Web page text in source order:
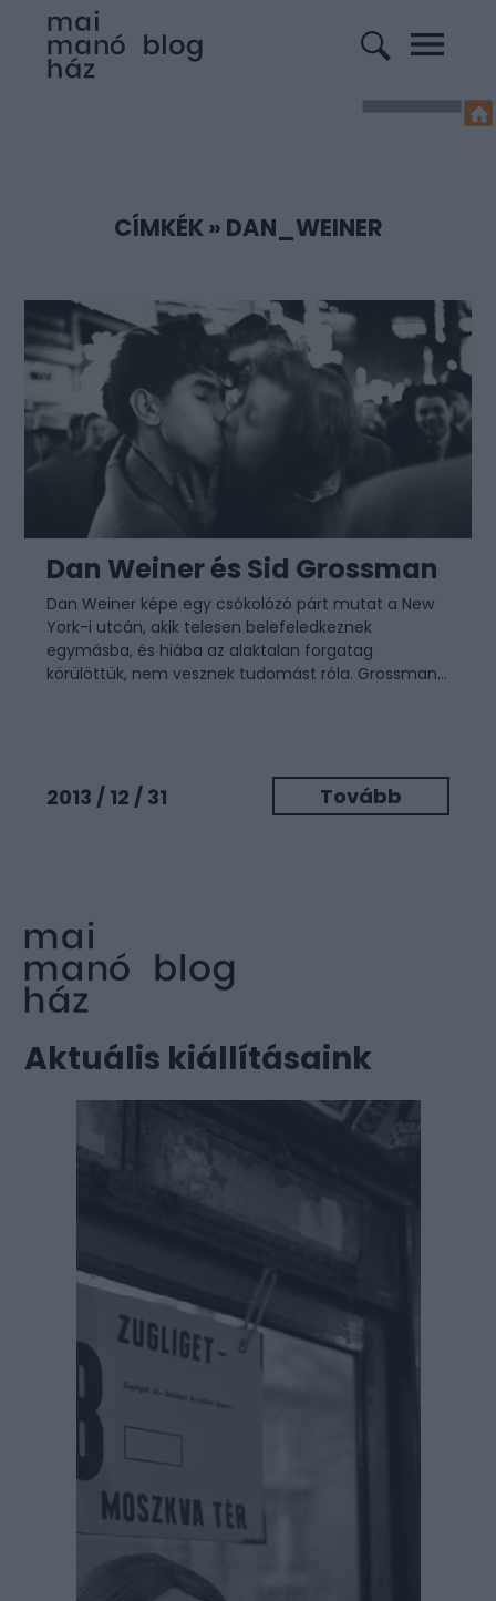
CÍMKÉK» DAN_WEINER
Dan Weiner és Sid Grossman
Dan Weiner képe egy csókolózó párt mutat a New
York-i utcán, akik telesen belefeledkeznek
egymásba, és hiába az alaktalan forgatag
körülöttük, nem vesznek tudomást róla. Grossman...
2013 / 12 / 31 Tovább
Aktuális kiállításaink